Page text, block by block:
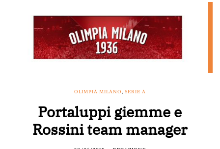
OLIMPIA MILANO, SERIE A
Portaluppi giemme e
Rossini team manager